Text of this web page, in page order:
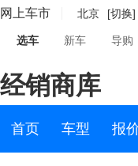
网上车市 北京 [切换]
选车 新车 导购
经销商库
首页 车型 报